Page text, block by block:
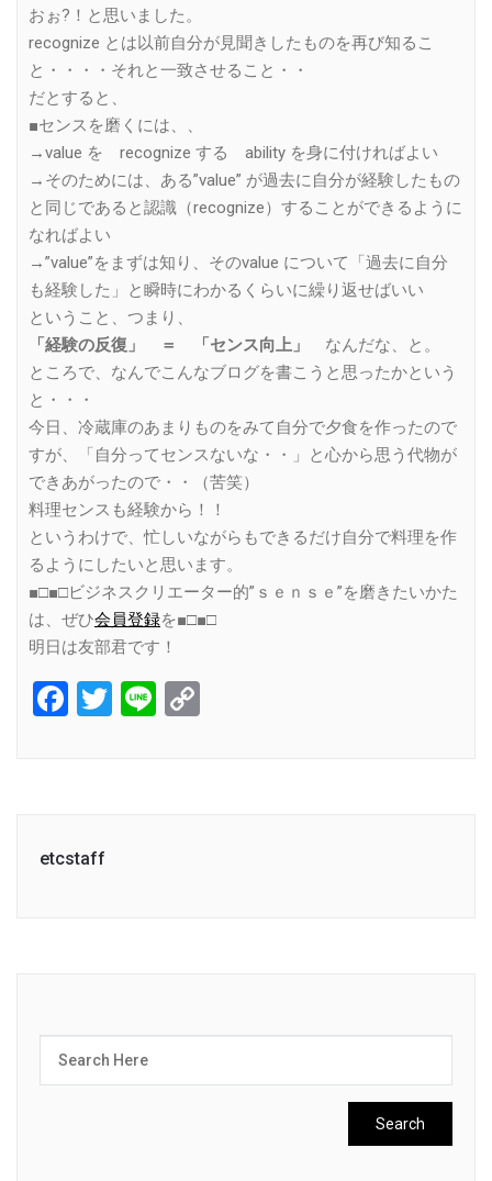
おぉ?！と思いました。
recognize とは以前自分が見聞きしたものを再び知るこ
と・・・・それと一致させること・・
だとすると、
■センスを磨くには、、
→value を recognize する ability を身に付ければよい
→そのためには、ある”value” が過去に自分が経験したもの
と同じであると認識（recognize）することができるように
なればよい
→”value”をまずは知り、そのvalue について「過去に自分
も経験した」と瞬時にわかるくらいに繰り返せばいい
ということ、つまり、
「経験の反復」 ＝ 「センス向上」 なんだな、と。
ところで、なんでこんなブログを書こうと思ったかという
と・・・
今日、冷蔵庫のあまりものをみて自分で夕食を作ったので
すが、「自分ってセンスないな・・」と心から思う代物が
できあがったので・・（苦笑）
料理センスも経験から！！
というわけで、忙しいながらもできるだけ自分で料理を作
るようにしたいと思います。
■□■□ビジネスクリエーター的”ｓｅｎｓｅ”を磨きたいかた
は、ぜひ会員登録を■□■□
明日は友部君です！
Facebook
Twitter
Line
etcstaff